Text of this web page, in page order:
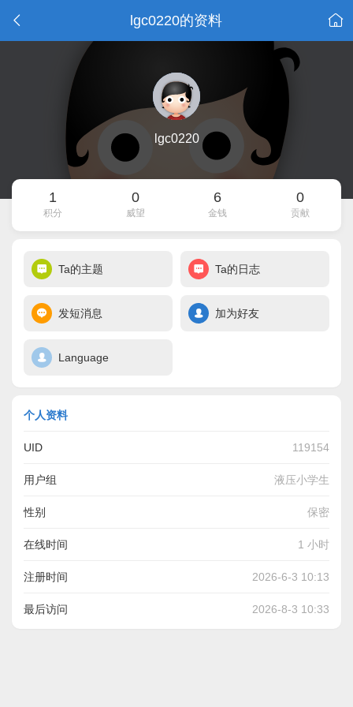
lgc0220的资料
lgc0220
1
积分
0
威望
6
金钱
0
贡献
Ta的主题 Ta的日志
发短消息 加为好友
Language
个人资料
UID 119154
用户组 液压小学生
性别 保密
在线时间 1 小时
注册时间 2026-6-3 10:13
最后访问 2026-8-3 10:33